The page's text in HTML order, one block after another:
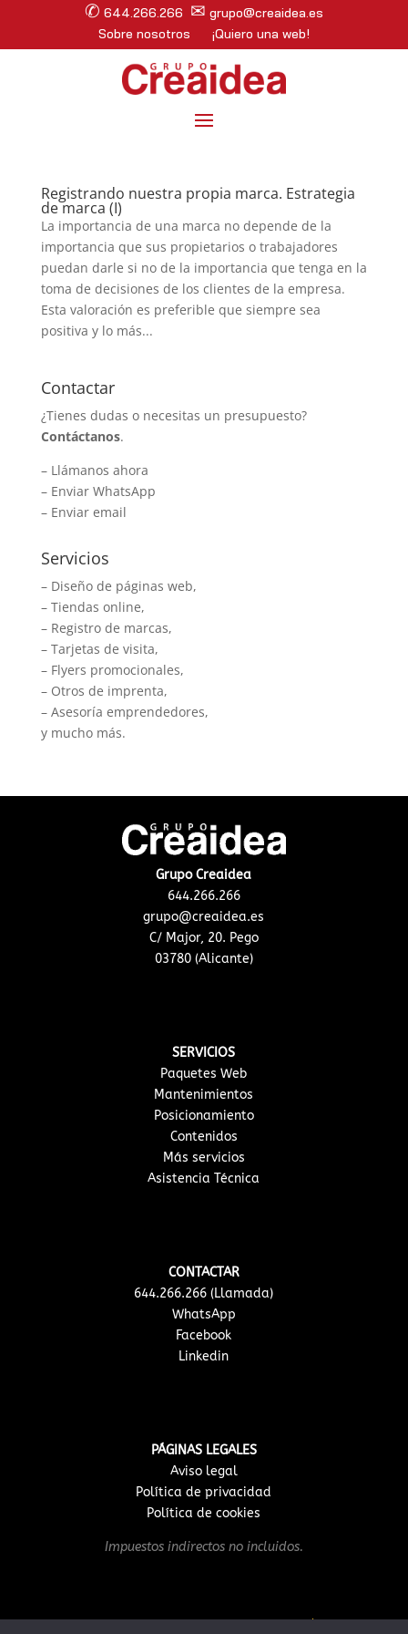
✆ 644.266.266 ✉ grupo@creaidea.es
Sobre nosotros
¡Quiero una web!
Registrando nuestra propia marca. Estrategia
de marca (I)
La importancia de una marca no depende de la
importancia que sus propietarios o trabajadores
puedan darle si no de la importancia que tenga en la
toma de decisiones de los clientes de la empresa.
Esta valoración es preferible que siempre sea
positiva y lo más...
Contactar
¿Tienes dudas o necesitas un presupuesto?
Contáctanos.
– Llámanos ahora
– Enviar WhatsApp
– Enviar email
Servicios
– Diseño de páginas web,
– Tiendas online,
– Registro de marcas,
– Tarjetas de visita,
– Flyers promocionales,
– Otros de imprenta,
– Asesoría emprendedores,
y mucho más.
Grupo Creaidea
644.266.266
grupo@creaidea.es
C/ Major, 20. Pego
03780 (Alicante)
SERVICIOS
Paquetes Web
Mantenimientos
Posicionamiento
Contenidos
Más servicios
Asistencia Técnica
CONTACTAR
644.266.266 (Llamada)
WhatsApp
Facebook
Linkedin
PÁGINAS LEGALES
Aviso legal
Política de privacidad
Política de cookies
Impuestos indirectos no incluidos.